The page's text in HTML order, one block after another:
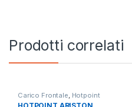
Prodotti correlati
Carico Frontale Hotpoint
Ariston, Lavatrici ,Libera